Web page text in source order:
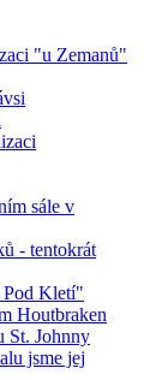
"u Zemanů"
sále v
- tentokrát
Pod Kletí"
Houtbraken
St. Johnny
jsme jej